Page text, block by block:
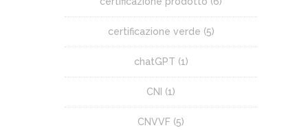
certificazione verde (5)
chatGPT (1)
CNI (1)
CNVVF (5)